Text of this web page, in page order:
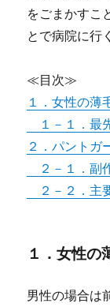
をごまかすこ
とで病院に行
≪目次≫
１．女性の薄
１－１．最
２．パントガ
２－１．副
２－２．主
１．女性の
男性の場合は